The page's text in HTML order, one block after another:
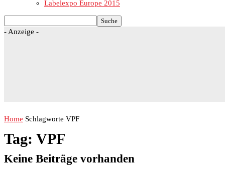
Labelexpo Europe 2015
- Anzeige -
Home Schlagworte VPF
Tag: VPF
Keine Beiträge vorhanden